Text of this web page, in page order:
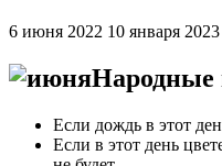
6 июня 2022 10 января 2023
Если дождь в этот
Если в этот день